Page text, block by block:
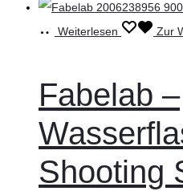
Weiterlesen
Zur
Fabelab –
Shooting